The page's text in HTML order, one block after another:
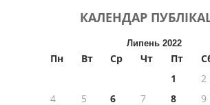
КАЛЕНДАР
Липень 2022
Пн Вт Ср Чт Пт
1
2
4
5 6 7 8 9